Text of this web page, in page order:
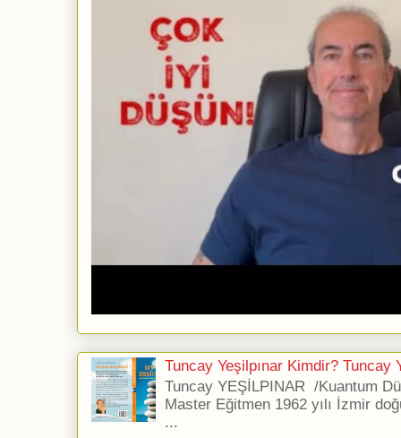
Tuncay Yeşilpınar Kimdir? Tuncay
Tuncay YEŞİLPINAR /Kuantum
Master Eğitmen 1962 yılı İzmir
...